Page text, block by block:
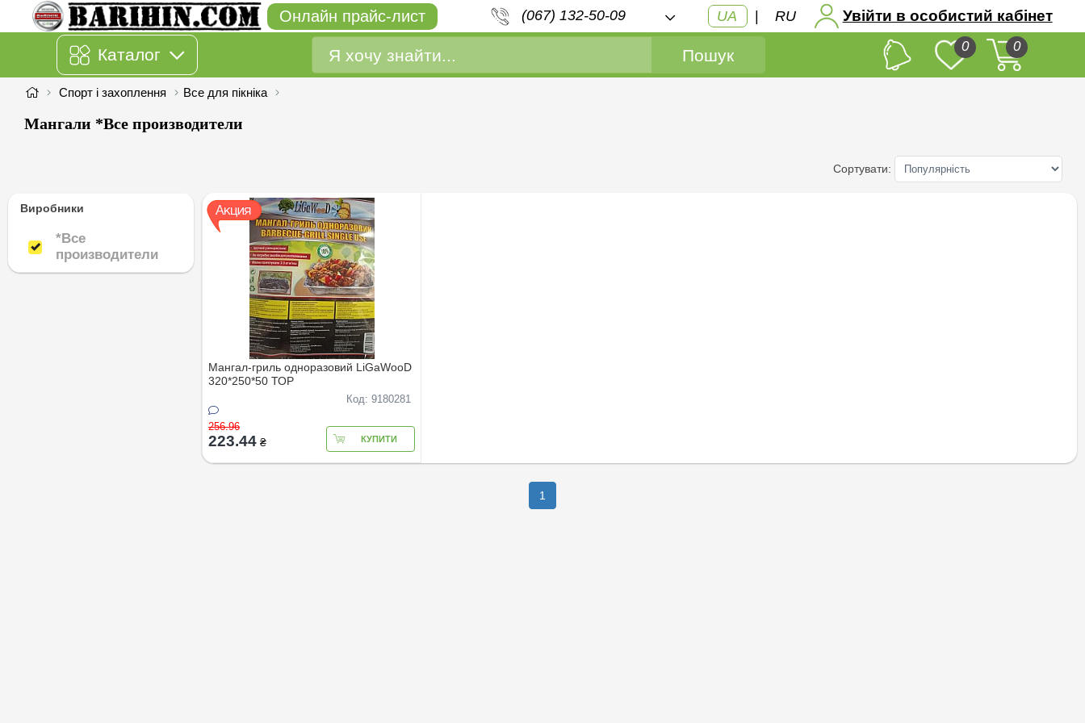
Онлайн прайс-лист (067) 132-50-09 UA | RU Увійти в особистий кабінет
Каталог Пошук 0 0
Спорт і захоплення Все для пікніка
Мангали *Все производители
Сортувати:
Виробники
*Все
производители
*Все производители
Мангал-гриль одноразовий LiGaWooD
320*250*50 ТОР
Код: 9180281
256.96
223.44 ₴ КУПИТИ
1